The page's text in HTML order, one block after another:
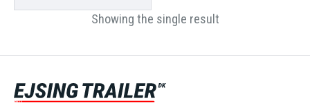
Showing the single result